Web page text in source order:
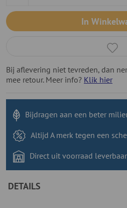
In
Bij aflevering niet tevreden, dan
mee retour. Meer info? Klik hier
Bijdragen aan een beter
Altijd A merk tegen een
Direct uit voorraad leverbaar
DETAILS